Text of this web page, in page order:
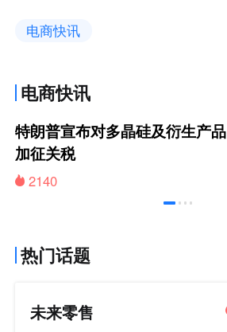
电商快讯
电商快讯
特朗普宣布对多晶硅及衍生产品
加征关税
2140
热门话题
未来零售